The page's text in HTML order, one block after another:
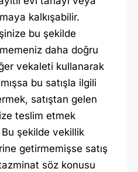
kalkışabilir.
bu şekilde
daha doğru
vekaleti kullanarak
bu satışla ilgili
satıştan gelen
teslim etmek
Bu şekilde vekillik
getirmemişse satış
söz konusu